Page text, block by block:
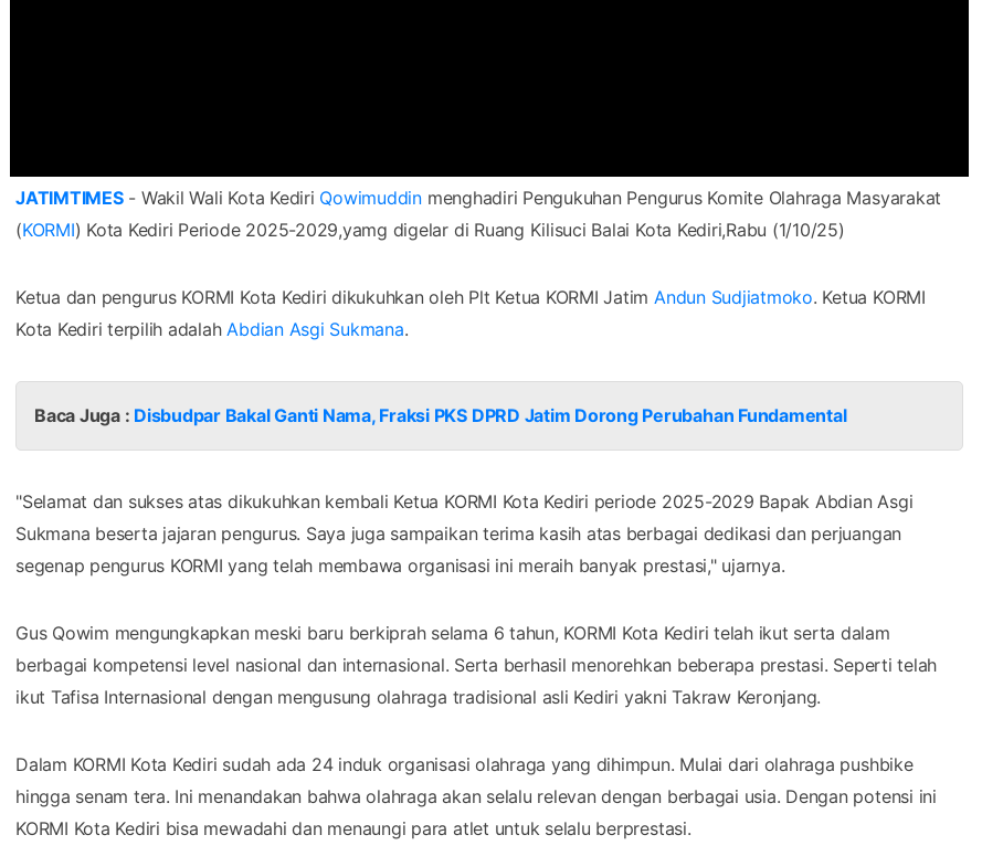
JATIMTIMES- Wakil Wali Kota Kediri Qowimuddin menghadiri Pengukuhan Pengurus Komite Olahraga Masyarakat
(KORMI) Kota Kediri Periode 2025-2029,yamg digelar di Ruang Kilisuci Balai Kota Kediri,Rabu (1/10/25)
Ketua dan pengurus KORMI Kota Kediri dikukuhkan oleh Plt Ketua KORMI Jatim Andun Sudjiatmoko. Ketua KORMI
Kota Kediri terpilih adalah Abdian Asgi Sukmana.
Baca Juga : Disbudpar Bakal Ganti Nama, Fraksi PKS DPRD Jatim Dorong Perubahan Fundamental
"Selamat dan sukses atas dikukuhkan kembali Ketua KORMI Kota Kediri periode 2025-2029 Bapak Abdian Asgi
Sukmana beserta jajaran pengurus. Saya juga sampaikan terima kasih atas berbagai dedikasi dan perjuangan
segenap pengurus KORMI yang telah membawa organisasi ini meraih banyak prestasi," ujarnya.
Gus Qowim mengungkapkan meski baru berkiprah selama 6 tahun, KORMI Kota Kediri telah ikut serta dalam
berbagai kompetensi level nasional dan internasional. Serta berhasil menorehkan beberapa prestasi. Seperti telah
ikut Tafisa Internasional dengan mengusung olahraga tradisional asli Kediri yakni Takraw Keronjang.
Dalam KORMI Kota Kediri sudah ada 24 induk organisasi olahraga yang dihimpun. Mulai dari olahraga pushbike
hingga senam tera. Ini menandakan bahwa olahraga akan selalu relevan dengan berbagai usia. Dengan potensi ini
KORMI Kota Kediri bisa mewadahi dan menaungi para atlet untuk selalu berprestasi.